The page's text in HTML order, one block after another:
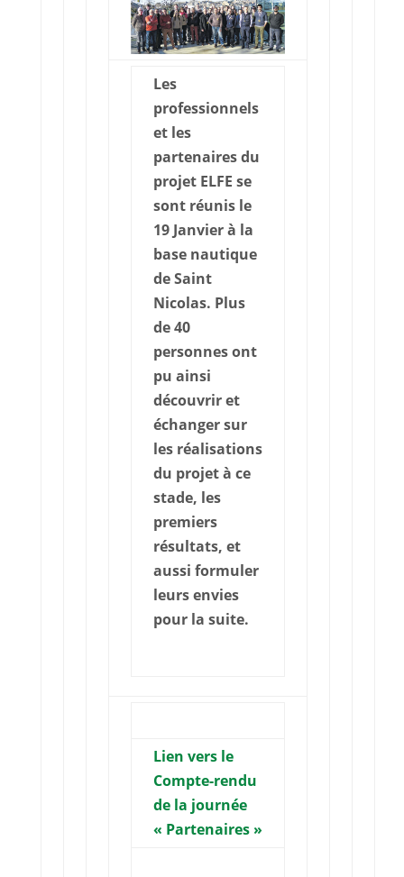
Les
professionnels
et les
partenaires du
projet ELFE se
sont réunis le
19 Janvier à la
base nautique
de Saint
Nicolas. Plus
de 40
personnes ont
pu ainsi
découvrir et
échanger sur
les réalisations
du projet à ce
stade, les
premiers
résultats, et
aussi formuler
leurs envies
pour la suite.
Lien vers le
Compte-rendu
de la journée
« Partenaires »